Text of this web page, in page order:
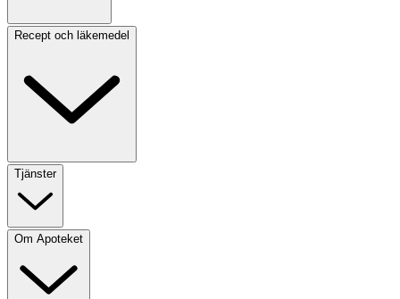
Recept och läkemedel
Tjänster
Om Apoteket